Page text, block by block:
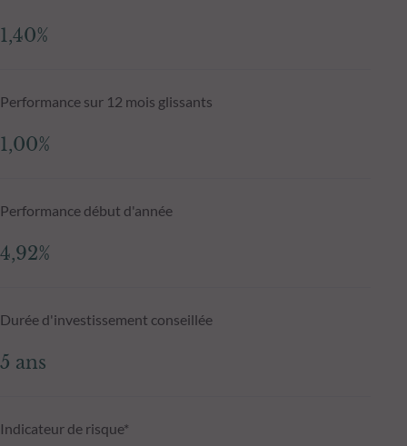
1,40%
Performance sur 12 mois glissants
1,00%
Performance début d'année
4,92%
Durée d'investissement conseillée
5 ans
Indicateur de risque*